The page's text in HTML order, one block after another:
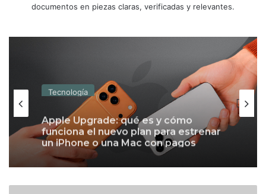
documentos en piezas claras, verificadas y relevantes.
Tecnología
Apple Upgrade: qué es y cómo
funciona el nuevo plan para estrenar
un iPhone o una Mac con pagos
mensuales